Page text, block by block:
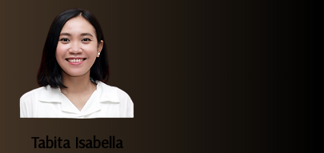
Tabita Isabella